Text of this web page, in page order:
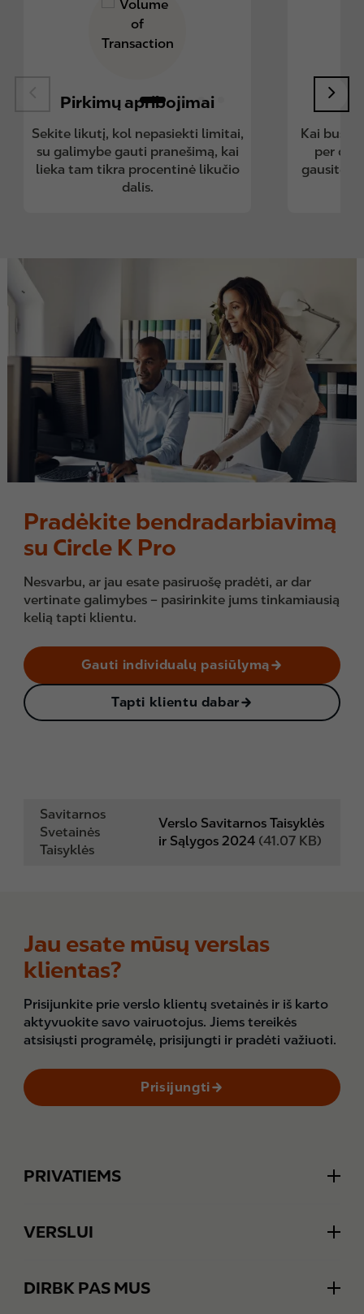
Pirkimų apribojimai
Sekite likutį, kol nepasiekti limitai,
su galimybe gauti pranešimą, kai
lieka tam tikra procentinė likučio
dalis.
Kai bus
per
gausite
Pradėkite bendradarbiavimą
su Circle K Pro
Nesvarbu, ar jau esate pasiruošę pradėti, ar dar
vertinate galimybes – pasirinkite jums tinkamiausią
kelią tapti klientu.
Gauti individualų pasiūlymą
Tapti klientu dabar
Savitarnos
Svetainės
Taisyklės
Verslo Savitarnos Taisyklės
ir Sąlygos 2024 (41.07 KB)
Jau esate mūsų verslas
klientas?
Prisijunkite prie verslo klientų svetainės ir iš karto
aktyvuokite savo vairuotojus. Jiems tereikės
atsisiųsti programėlę, prisijungti ir pradėti važiuoti.
Prisijungti
PRIVATIEMS
Degalų kainos
VERSLUI
DIRBK PAS MUS